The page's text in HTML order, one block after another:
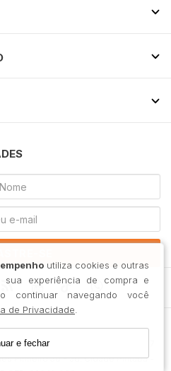
utiliza cookies e outras
sua experiência de compra e
continuar navegando você
de Privacidade.
e fechar
Ltda / CNPJ: 36.475.213/0001-17
Pinheiro 50 - Jd. Cidade Pirituba -